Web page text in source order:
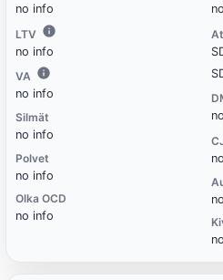
no info
LTV
no info
VA
no info
Silmät
no info
Polvet
no info
Olka OCD
no info